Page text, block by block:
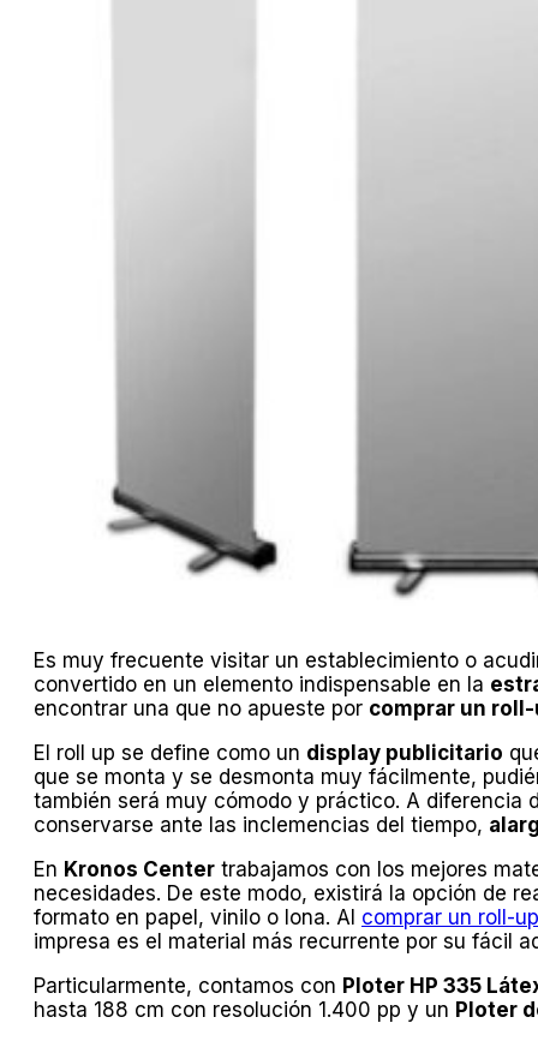
Es muy frecuente visitar un establecimiento o
convertido en un elemento indispensable en la
encontrar una que no apueste por comprar un
El roll up se define como un display publicitario
que se monta y se desmonta muy fácilmente,
también será muy cómodo y práctico. A diferencia
conservarse ante las inclemencias del tiempo,
En Kronos Center trabajamos con los mejores
necesidades. De este modo, existirá la opción de
formato en papel, vinilo o lona. Al comprar un roll-up
impresa es el material más recurrente por su fácil
Particularmente, contamos con Ploter HP 335
hasta 188 cm con resolución 1.400 pp y un Ploter